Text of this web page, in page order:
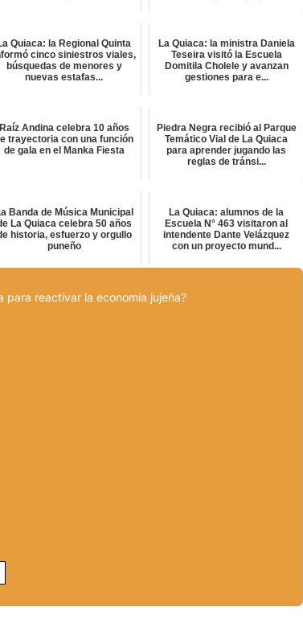
Quiaca: la Regional Quinta
cinco siniestros viales,
búsquedas de menores y
nuevas estafas...
La Quiaca: la ministra Daniela
Teseira visitó la Escuela
Domitila Cholele y avanzan
gestiones para e...
Raíz Andina celebra 10 años
trayectoria con una función
de gala en el Manka Fiesta
Piedra Negra recibió al Parque
Temático Vial de La Quiaca
para aprender jugando las
reglas de tránsi...
Banda de Música Municipal
La Quiaca celebra 50 años
historia, esfuerzo y orgullo
puneño
La Quiaca: alumnos de la
Escuela N° 463 visitaron al
intendente Dante Velázquez
con un proyecto mund...
reactivar la economía jujeña?